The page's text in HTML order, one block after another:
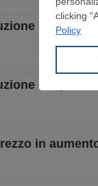
di 35.600
di 0,5
in